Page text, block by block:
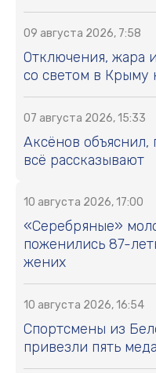
09 августа 2026, 7:58
Отключения, жара
со светом в Крыму
07 августа 2026, 15:33
Аксёнов
всё рассказывают
10 августа 2026, 17:00
«Серебряные»
поженились 87-
жених
10 августа 2026, 16:54
Спортсмены из
привезли пять